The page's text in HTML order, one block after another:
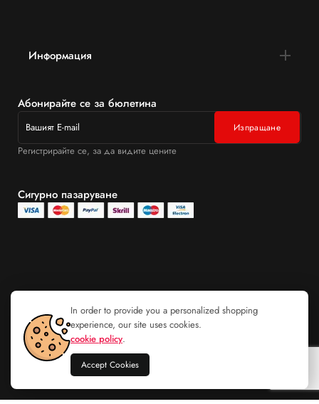
Информация
Абонирайте се за бюлетина
Регистрирайте се, за да видите цените
Сигурно пазаруване
In order to provide you a personalized shopping
experience, our site uses cookies.
cookie policy.
Accept Cookies